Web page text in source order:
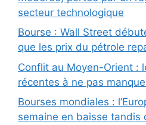
secteur technologique
Bourse : Wall Street
que les prix du pétrole
Conflit au Moyen-Orient :
récentes à ne pas
Bourses mondiales :
semaine en baisse tandis